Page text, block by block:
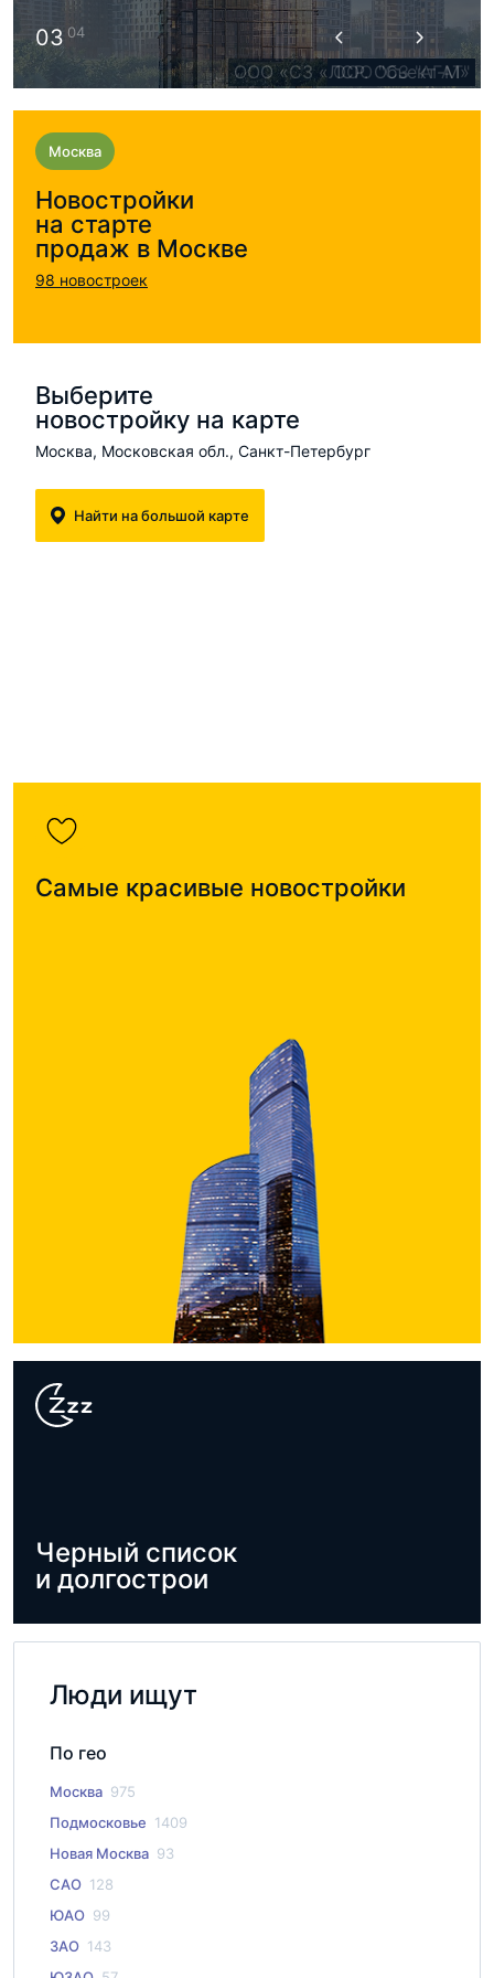
ООО "СЗ "ВАВИЛОВА-СИТИ"
ООО «СЗ «ЛСР. Объект-М»
ООО "СЗ "АГАТ"
03 04
Москва
Новостройки
на старте
продаж в Москве
98 новостроек
Выберите
новостройку на карте
Москва, Московская обл., Санкт-Петербург
Найти на большой карте
Самые красивые новостройки
Черный список
и долгострои
Люди ищут
По гео
Москва 975
Подмосковье 1409
Новая Москва 93
САО 128
ЮАО 99
ЗАО 143